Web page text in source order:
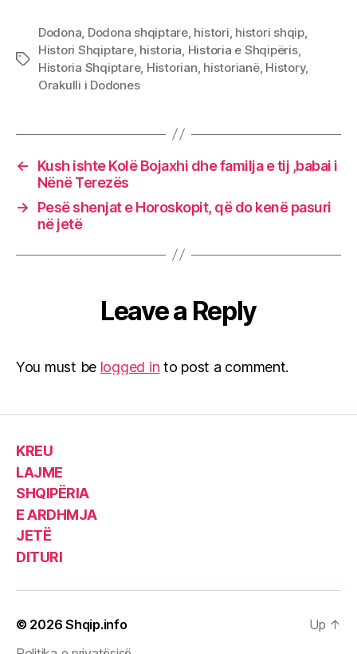
Tags
Dodona, Dodona shqiptare, histori, histori shqip,
Histori Shqiptare, historia, Historia e Shqipëris,
Historia Shqiptare, Historian, historianë, History,
Orakulli i Dodones
←
Kush ishte Kolë Bojaxhi dhe familja e tij ,babai i
Nënë Terezës
→
Pesë shenjat e Horoskopit, që do kenë pasuri
në jetë
Leave a Reply
You must be logged in to post a comment.
KREU
LAJME
SHQIPËRIA
E ARDHMJA
JETË
DITURI
© 2026Shqip.info
Up ↑